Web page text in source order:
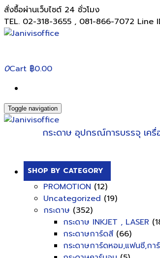
สั่งซื้อผ่านเว็บไซต์ 24 ชั่วโมง
TEL. 02-318-3655 , 081-866-7072 Line
0Cart ฿0.00
Toggle navigation
กระดาษ อุปกรณ์การบรรจุ เค
SHOP BY CATEGORY
PROMOTION (12)
Uncategorized (19)
กระดาษ (352)
กระดาษ INKJET , LASER
กระดาษการ์ดสี (66)
กระดาษการ์ดหอม,แฟนซี,กา